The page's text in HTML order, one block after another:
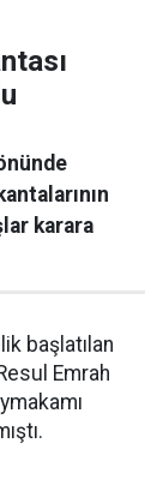
karara
başlatılan
Emrah